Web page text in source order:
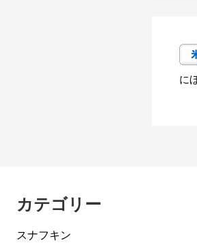
に
カテゴリー
スナフキン